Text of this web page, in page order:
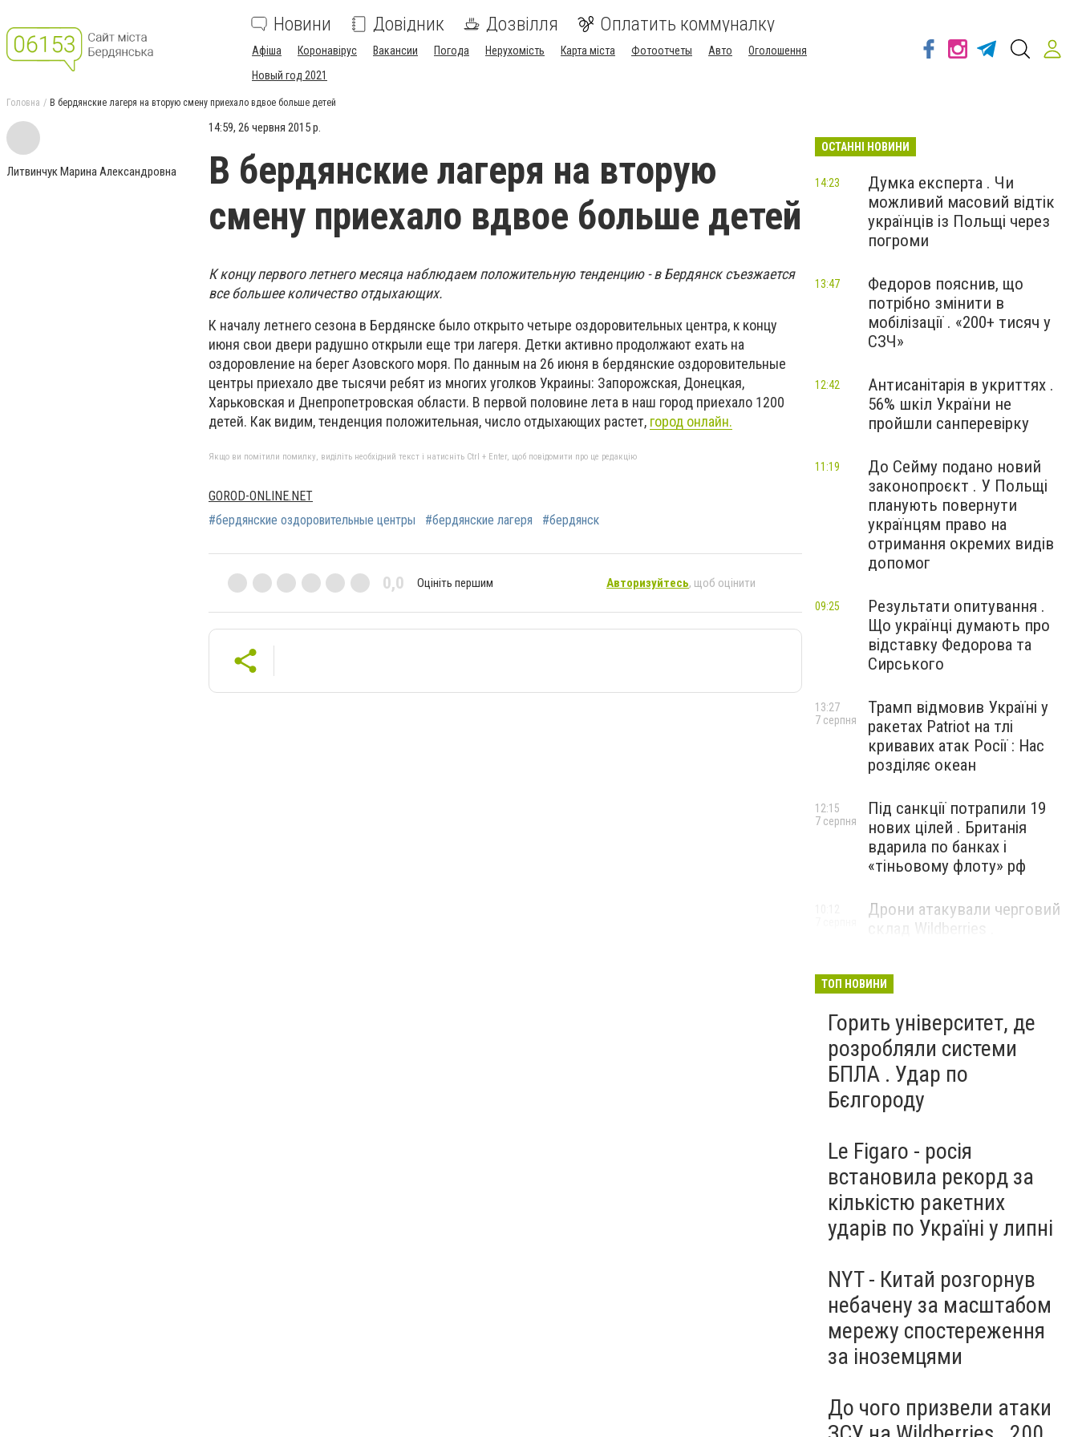
Новини Довідник Дозвілля Оплатить коммуналку
Афіша Коронавірус Вакансии Погода Нерухомість Карта міста Фотоотчеты Авто
Оголошення
Новый год 2021
Головна В бердянские лагеря на вторую смену приехало вдвое больше детей
Литвинчук Марина Александровна
14:59, 26 червня 2015 р.
В бердянские лагеря на вторую
смену приехало вдвое больше детей
К концу первого летнего месяца наблюдаем положительную тенденцию - в Бердянск съезжается
все большее количество отдыхающих.
К началу летнего сезона в Бердянске было открыто четыре оздоровительных центра, к концу
июня свои двери радушно открыли еще три лагеря. Детки активно продолжают ехать на
оздоровление на берег Азовского моря. По данным на 26 июня в бердянские оздоровительные
центры приехало две тысячи ребят из многих уголков Украины: Запорожская, Донецкая,
Харьковская и Днепропетровская области. В первой половине лета в наш город приехало 1200
детей. Как видим, тенденция положительная, число отдыхающих растет, город онлайн.
Якщо ви помітили помилку, виділіть необхідний текст і натисніть Ctrl + Enter, щоб повідомити про це редакцію
GOROD-ONLINE.NET
#бердянские оздоровительные центры
#бердянские лагеря #бердянск
0,0 Оцініть першим Авторизуйтесь, щоб оцінити
ОСТАННІ НОВИНИ
Думка експерта . Чи
можливий масовий відтік
українців із Польщі через
погроми
14:23
Федоров пояснив, що
потрібно змінити в
мобілізації . «200+ тисяч у
СЗЧ»
13:47
Антисанітарія в укриттях .
56% шкіл України не
пройшли санперевірку
12:42
До Сейму подано новий
законопроєкт . У Польщі
планують повернути
українцям право на
отримання окремих видів
допомог
11:19
Результати опитування .
Що українці думають про
відставку Федорова та
Сирського
09:25
Трамп відмовив Україні у
ракетах Patriot на тлі
кривавих атак Росії : Нас
розділяє океан
13:27
7 серпня
Під санкції потрапили 19
нових цілей . Британія
вдарила по банках і
«тіньовому флоту» рф
12:15
7 серпня
Дрони атакували черговий
склад Wildberries .
ТОП НОВИНИ
Горить університет, де
розробляли системи
БПЛА . Удар по
Бєлгороду
Le Figaro - росія
встановила рекорд за
кількістю ракетних
ударів по Україні у липні
NYT - Китай розгорнув
небачену за масштабом
мережу спостереження
за іноземцями
До чого призвели атаки